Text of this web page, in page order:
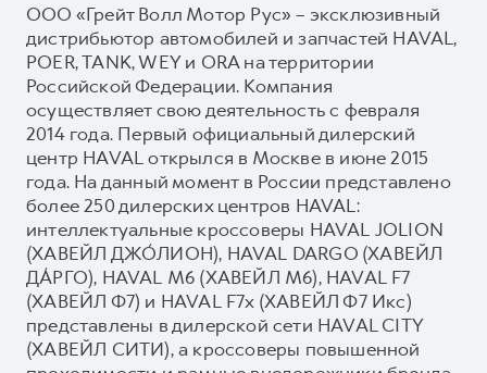
ООО «Грейт Волл Мотор Рус» – эксклюзивный
дистрибьютор автомобилей и запчастей HAVAL,
POER, TANK, WEY и ORA на территории
Российской Федерации. Компания
осуществляет свою деятельность с февраля
2014 года. Первый официальный дилерский
центр HAVAL открылся в Москве в июне 2015
года. На данный момент в России представлено
более 250 дилерских центров HAVAL:
интеллектуальные кроссоверы HAVAL JOLION
(ХАВЕЙЛ ДЖО́ЛИОН), HAVAL DARGO (ХАВЕЙЛ
ДА́РГО), HAVAL М6 (ХАВЕЙЛ M6), HAVAL F7
(ХАВЕЙЛ Ф7) и HAVAL F7x (ХАВЕЙЛ Ф7 Икс)
представлены в дилерской сети HAVAL CITY
(ХАВЕЙЛ СИТИ), а кроссоверы повышенной